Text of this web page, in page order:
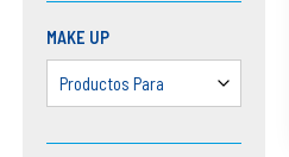
MAKE UP
Productos Para